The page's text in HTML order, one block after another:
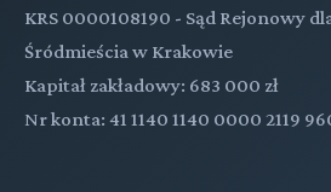
KRS 0000108190 - Sąd Rejonowy
Śródmieścia w Krakowie
Kapitał zakładowy: 683 000 zł
Nr konta: 41 1140 1140 0000 2119